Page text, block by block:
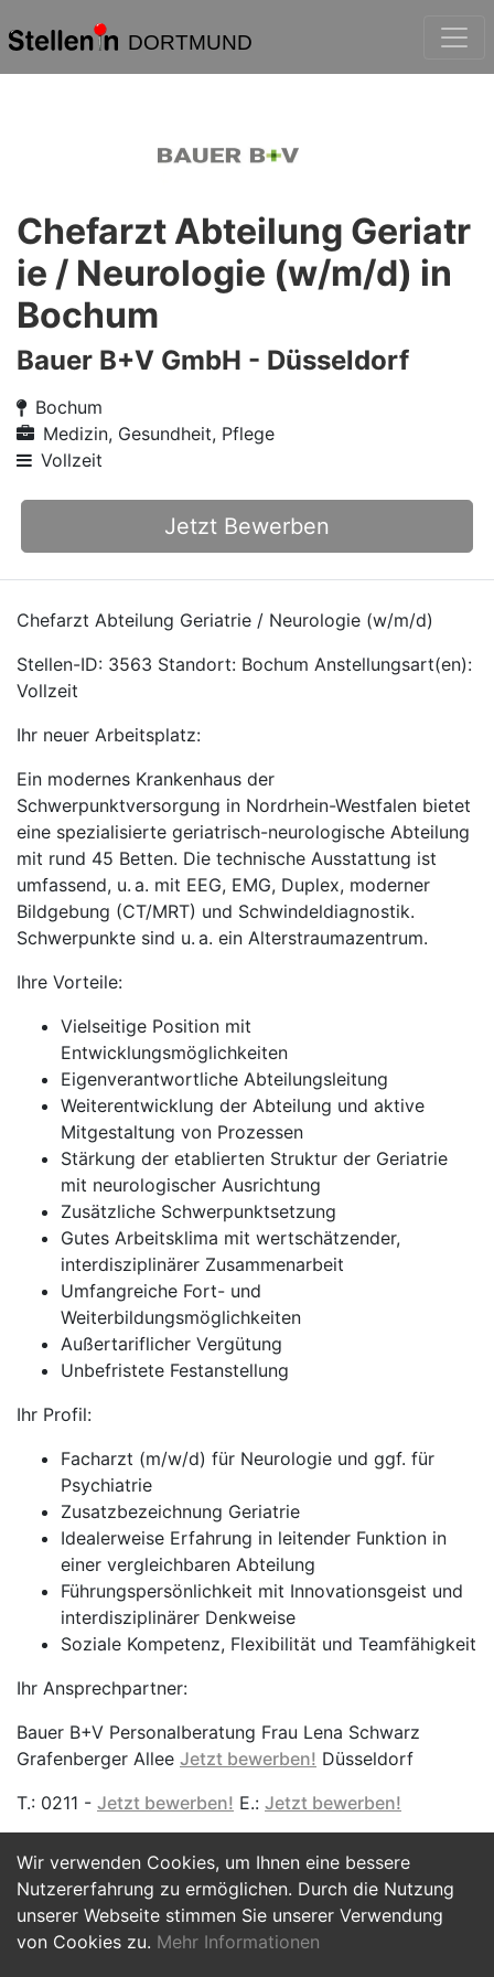
DORTMUND
Wir verwenden Cookies, um Ihnen eine bessere
Nutzererfahrung zu ermöglichen. Durch die Nutzung
unserer Webseite stimmen Sie unserer Verwendung
von Cookies zu. Mehr Informationen
Chefarzt Abteilung Geriatr
ie / Neurologie (w/m/d) in
Bochum
Bauer B+V GmbH - Düsseldorf
Bochum
Medizin, Gesundheit, Pflege
Vollzeit
Jetzt Bewerben
Chefarzt Abteilung Geriatrie / Neurologie (w/m/d)
Stellen-ID: 3563 Standort: Bochum Anstellungsart(en):
Vollzeit
Ihr neuer Arbeitsplatz:
Ein modernes Krankenhaus der
Schwerpunktversorgung in Nordrhein-Westfalen bietet
eine spezialisierte geriatrisch-neurologische Abteilung
mit rund 45 Betten. Die technische Ausstattung ist
umfassend, u. a. mit EEG, EMG, Duplex, moderner
Bildgebung (CT/MRT) und Schwindeldiagnostik.
Schwerpunkte sind u. a. ein Alterstraumazentrum.
Ihre Vorteile:
Vielseitige Position mit
Entwicklungsmöglichkeiten
Eigenverantwortliche Abteilungsleitung
Weiterentwicklung der Abteilung und aktive
Mitgestaltung von Prozessen
Stärkung der etablierten Struktur der Geriatrie
mit neurologischer Ausrichtung
Zusätzliche Schwerpunktsetzung
Gutes Arbeitsklima mit wertschätzender,
interdisziplinärer Zusammenarbeit
Umfangreiche Fort- und
Weiterbildungsmöglichkeiten
Außertariflicher Vergütung
Unbefristete Festanstellung
Ihr Profil:
Facharzt (m/w/d) für Neurologie und ggf. für
Psychiatrie
Zusatzbezeichnung Geriatrie
Idealerweise Erfahrung in leitender Funktion in
einer vergleichbaren Abteilung
Führungspersönlichkeit mit Innovationsgeist und
interdisziplinärer Denkweise
Soziale Kompetenz, Flexibilität und Teamfähigkeit
Ihr Ansprechpartner:
Bauer B+V Personalberatung Frau Lena Schwarz
Grafenberger Allee Jetzt bewerben! Düsseldorf
T.: 0211 - Jetzt bewerben! E.: Jetzt bewerben!
Jetzt Bewerben